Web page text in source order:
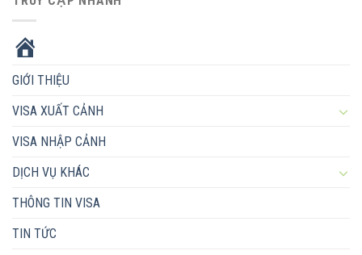
GIỚI THIỆU
VISA XUẤT CẢNH
VISA NHẬP CẢNH
DỊCH VỤ KHÁC
THÔNG TIN VISA
TIN TỨC